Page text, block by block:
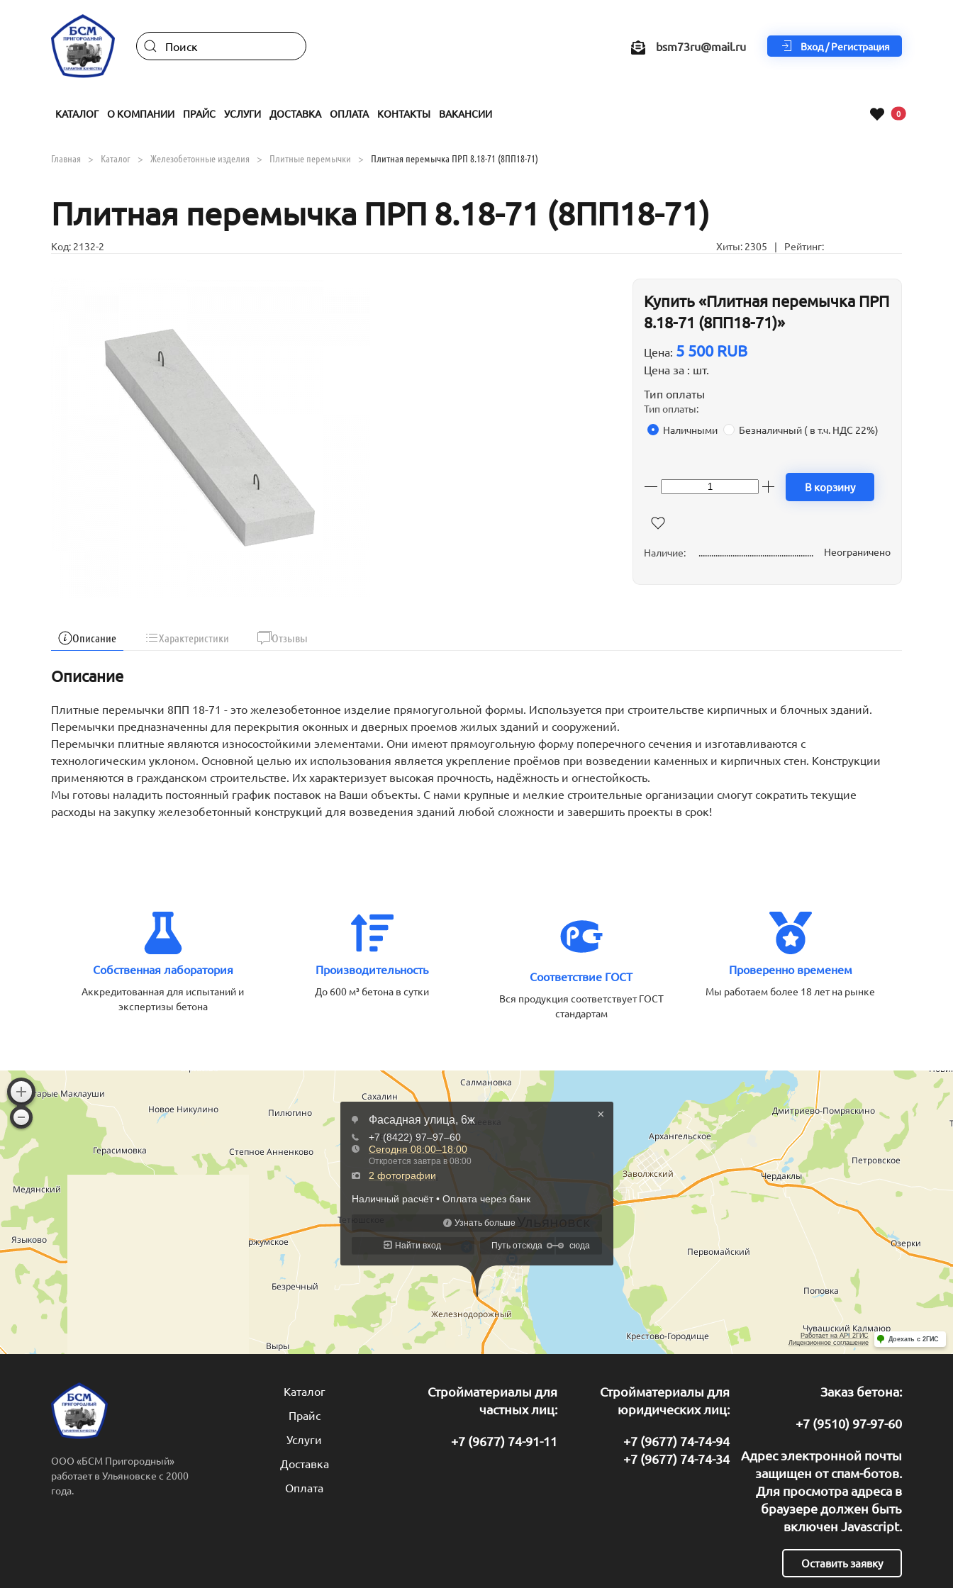
Skip to main content bsm73ru@mail.ru Вход / Регистрация
КАТАЛОГ О КОМПАНИИ ПРАЙС УСЛУГИ ДОСТАВКА ОПЛАТА КОНТАКТЫ ВАКАНСИИ 0В корзину
Главная Каталог Железобетонные изделия Плитные перемычки Плитная перемычка ПРП 8.18-71 (8ПП18-71)
Плитная перемычка ПРП 8.18-71 (8ПП18-71)
Код: 2132-2 Хиты: 2305 | Рейтинг:
Купить «Плитная перемычка ПРП
8.18-71 (8ПП18-71)»
Цена: 5 500 RUB
Цена за : шт.
Тип оплаты
Тип оплаты:
Наличными
Безналичный ( в т.ч. НДС 22%)
В корзину
Наличие: Неограничено
Описание Характеристики Отзывы
Описание
Плитные перемычки 8ПП 18-71 - это железобетонное изделие прямогугольной формы. Используется при строительстве кирпичных и блочных зданий.
Перемычки предназначенны для перекрытия оконных и дверных проемов жилых зданий и сооружений.
Перемычки плитные являются износостойкими элементами. Они имеют прямоугольную форму поперечного сечения и изготавливаются с
технологическим уклоном. Основной целью их использования является укрепление проёмов при возведении каменных и кирпичных стен. Конструкции
применяются в гражданском строительстве. Их характеризует высокая прочность, надёжность и огнестойкость.
Мы готовы наладить постоянный график поставок на Ваши объекты. С нами крупные и мелкие строительные организации смогут сократить текущие
расходы на закупку железобетонный конструкций для возведения зданий любой сложности и завершить проекты в срок!
Собственная лаборатория
Аккредитованная для испытаний и
экспертизы бетона
Производительность
До 600 м³ бетона в сутки
Соответствие ГОСТ
Вся продукция соответствует ГОСТ
стандартам
Проверенно временем
Мы работаем более 18 лет на рынке
ООО «БСМ Пригородный»
работает в Ульяновске с 2000
года.
Каталог
Прайс
Услуги
Доставка
Оплата
Стройматериалы для
частных лиц:
+7 (9677) 74-91-11
Стройматериалы для
юридических лиц:
+7 (9677) 74-74-94
+7 (9677) 74-74-34
Заказ бетона:
+7 (9510) 97-97-60
Адрес электронной почты
защищен от спам-ботов.
Для просмотра адреса в
браузере должен быть
включен Javascript.
Оставить заявку